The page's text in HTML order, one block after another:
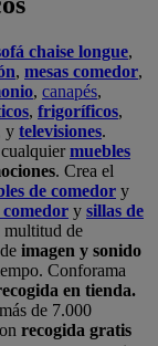
chaise longue,
, mesas comedor,
, canapés,
, frigoríficos,
y televisiones.
muebles
. Crea el
de comedor y
comedor y sillas de
multitud de
imagen y sonido
Conforama
en tienda.
de 7.000
recogida gratis